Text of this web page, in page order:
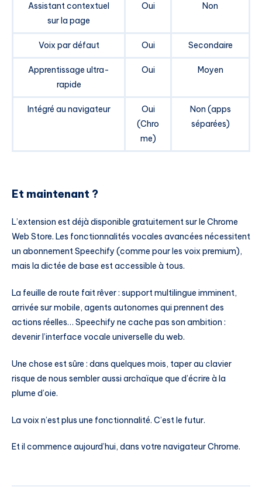
Assistant contextuel
sur la page
Oui Non
Voix par défaut Oui Secondaire
Apprentissage ultra-
rapide
Oui Moyen
Intégré au navigateur
Oui
(Chro
me)
Non (apps
séparées)
Et maintenant ?
L’extension est déjà disponible gratuitement sur le Chrome
Web Store. Les fonctionnalités vocales avancées nécessitent
un abonnement Speechify (comme pour les voix premium),
mais la dictée de base est accessible à tous.
La feuille de route fait rêver : support multilingue imminent,
arrivée sur mobile, agents autonomes qui prennent des
actions réelles… Speechify ne cache pas son ambition :
devenir l’interface vocale universelle du web.
Une chose est sûre : dans quelques mois, taper au clavier
risque de nous sembler aussi archaïque que d’écrire à la
plume d’oie.
La voix n’est plus une fonctionnalité. C’est le futur.
Et il commence aujourd’hui, dans votre navigateur Chrome.